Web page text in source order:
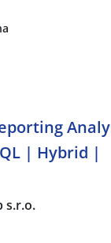
| Hybrid |
s.r.o.